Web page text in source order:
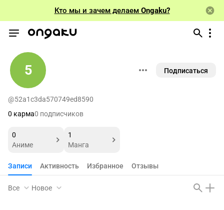
Кто мы и зачем делаем Ongaku?
5 Подписаться
@52a1c3da570749ed8590
0 карма0 подписчиков
0
Аниме
1
Манга
Записи Активность Избранное Отзывы
Все Новое